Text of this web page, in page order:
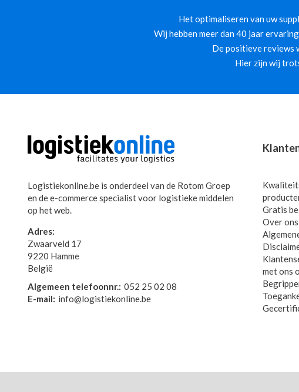
Het optimaliseren van uw
Wij hebben meer dan 40 jaar
De positieve reviews
Hier zijn wij
Logistiekonline.be is onderdeel van de Rotom Groep
en de e-commerce specialist voor logistieke middelen
op het web.
Adres:
Zwaarveld 17
9220 Hamme
België
Algemeen telefoonnr.: 052 25 02 08
E-mail: info@logistiekonline.be
Gratis
Over ons
met ons